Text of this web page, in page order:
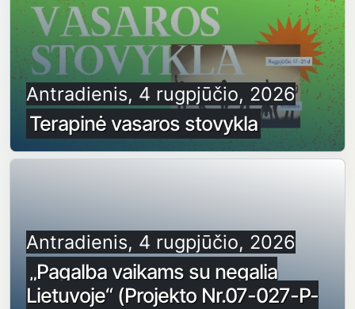
Antradienis, 4 rugpjūčio, 2026
Terapinė vasaros stovykla
Antradienis, 4 rugpjūčio, 2026
„Pagalba vaikams su negalia
Lietuvoje“ (Projekto Nr.07-027-P-